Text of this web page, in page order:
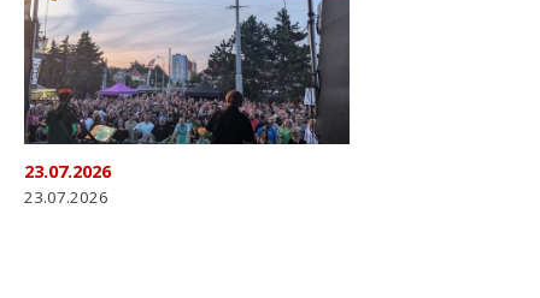
23.07.2026
23.07.2026